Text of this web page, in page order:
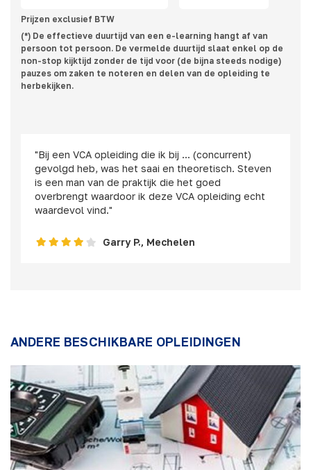
Prijzen exclusief BTW
(*) De effectieve duurtijd van een e-learning hangt af van
persoon tot persoon. De vermelde duurtijd slaat enkel op de
non-stop kijktijd zonder de tijd voor (de bijna steeds nodige)
pauzes om zaken te noteren en delen van de opleiding te
herbekijken.
"Bij een VCA opleiding die ik bij ... (concurrent)
gevolgd heb, was het saai en theoretisch. Steven
is een man van de praktijk die het goed
overbrengt waardoor ik deze VCA opleiding echt
waardevol vind."
Garry P., Mechelen
ANDERE BESCHIKBARE OPLEIDINGEN